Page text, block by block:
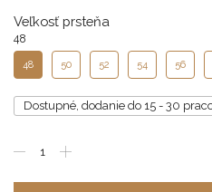
Veľkosť prsteňa
48 50 52 54 56
Dostupné, dodanie do 15 - 30